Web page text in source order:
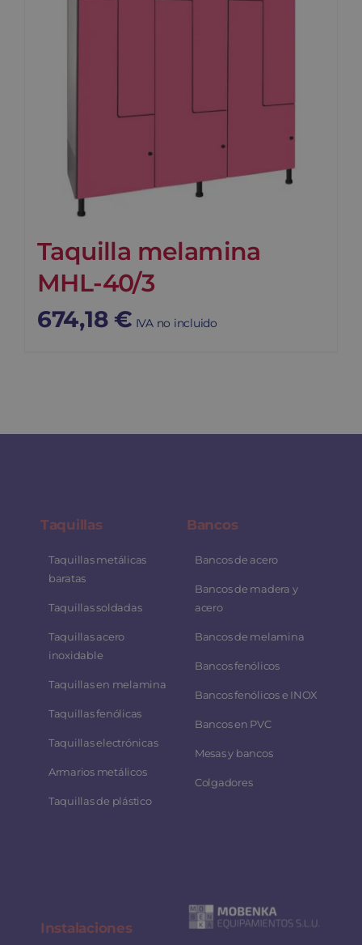
Taquilla melamina
MHL-40/3
674,18 € IVA no incluido
Taquillas
Taquillas metálicas
baratas
Taquillas soldadas
Taquillas acero
inoxidable
Taquillas en melamina
Taquillas fenólicas
Taquillas electrónicas
Armarios metálicos
Taquillas de plástico
Bancos
Bancos de acero
Bancos de madera y
acero
Bancos de melamina
Bancos fenólicos
Bancos fenólicos e INOX
Bancos en PVC
Mesas y bancos
Colgadores
Instalaciones